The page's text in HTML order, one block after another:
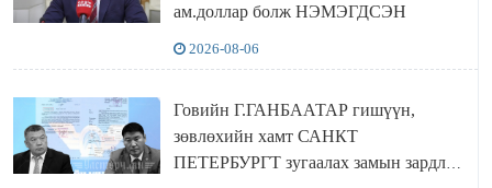
ам.доллар болж НЭМЭГДСЭН
2026-08-06
Говийн Г.ГАНБААТАР гишүүн,
зөвлөхийн хамт САНКТ
ПЕТЕРБУРГТ зугаалах замын зардлаа